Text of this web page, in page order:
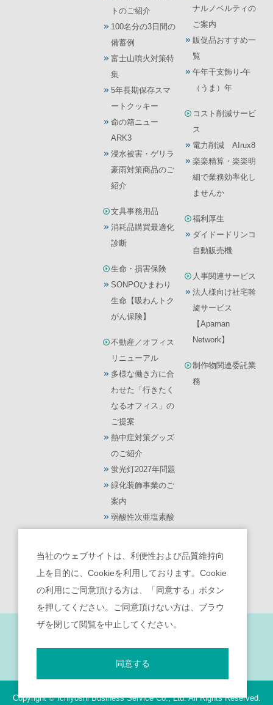
トのご紹介
100名分の3日間の
備蓄例
富士山噴火対策特
集
5年長期保存スマ
ートクッキー
命の箱ニュー
ARK3
浸水被害・ゲリラ
豪雨対策商品のご
紹介
文具事務用品
消耗品購買最適化
診断
生命・損害保険
SONPOひまわり
生命【吸わんトク
がん保険】
不動産／オフィス
リニューアル
多様な働き方に合
わせた「行きたく
なるオフィス」の
ご提案
熱中症対策グッズ
のご紹介
蛍光灯2027年問題
緑化装飾事業のご
案内
弱酸性次亜塩素酸
イ】
ナルノベルティの
ご案内
販促品おすすめ一
覧
午年干支飾り-午
（うま）年
コスト削減サービ
ス
電力削減 AIrux8
楽楽精算・楽楽明
細で業務効率化し
ませんか
福利厚生
ダイドードリンコ
自動販売機
人事関連サービス
法人様向け社宅斡
旋サービス
【Apaman
Network】
制作物関連委託業
務
サイトポリシー｜ 個人情報保護宣言
反社会的勢力との関係遮断のための基本方針｜勧誘方針
お客様本位の業務運営を実現するための方針
Copyright © Ichiyoshi Business Service Co., Ltd. All Rights Reserved.
当社のウェブサイトは、利便性および品質維持向
上を目的に、Cookieを利用しております。Cookie
の利用にご同意頂ける方は、「同意する」ボタン
を押してください。ご同意頂けない方は、ブラウ
ザを閉じて閲覧を中止してください。
同意する